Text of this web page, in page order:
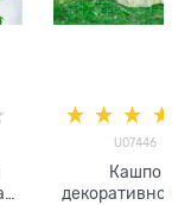
U07446
Кашпо